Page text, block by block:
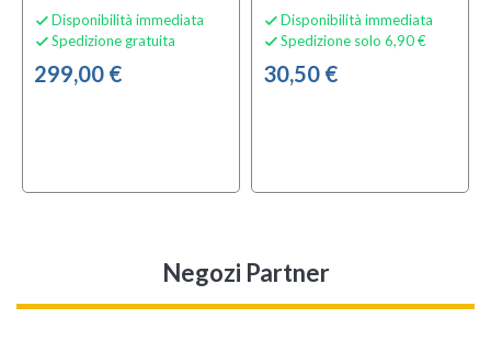
 Disponibilità immediata
 Spedizione gratuita
299,00 €
 Disponibilità immediata
 Spedizione solo 6,90 €
30,50 €
Negozi Partner